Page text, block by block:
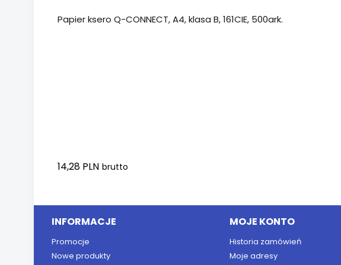
Papier ksero Q-CONNECT, A4, klasa B, 161CIE, 500ark.
14,28 PLN brutto
INFORMACJE
Promocje
Nowe produkty
MOJE KONTO
Historia zamówień
Moje adresy